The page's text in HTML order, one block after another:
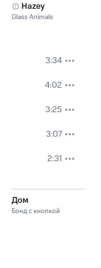
Hazey
Glass Animals
3:34
4:02
3:25
3:07
2:31
Дом
Бонд с кнопкой